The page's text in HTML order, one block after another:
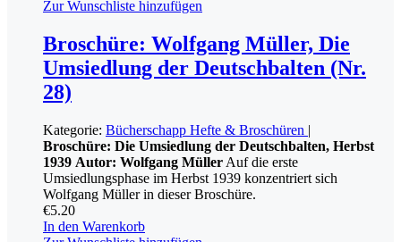
Zur Wunschliste hinzufügen
Broschüre: Wolfgang Müller, Die
Umsiedlung der Deutschbalten (Nr.
28)
Kategorie: Bücherschapp Hefte & Broschüren |
Broschüre: Die Umsiedlung der Deutschbalten, Herbst
1939 Autor: Wolfgang Müller Auf die erste
Umsiedlungsphase im Herbst 1939 konzentriert sich
Wolfgang Müller in dieser Broschüre.
€5.20
In den Warenkorb